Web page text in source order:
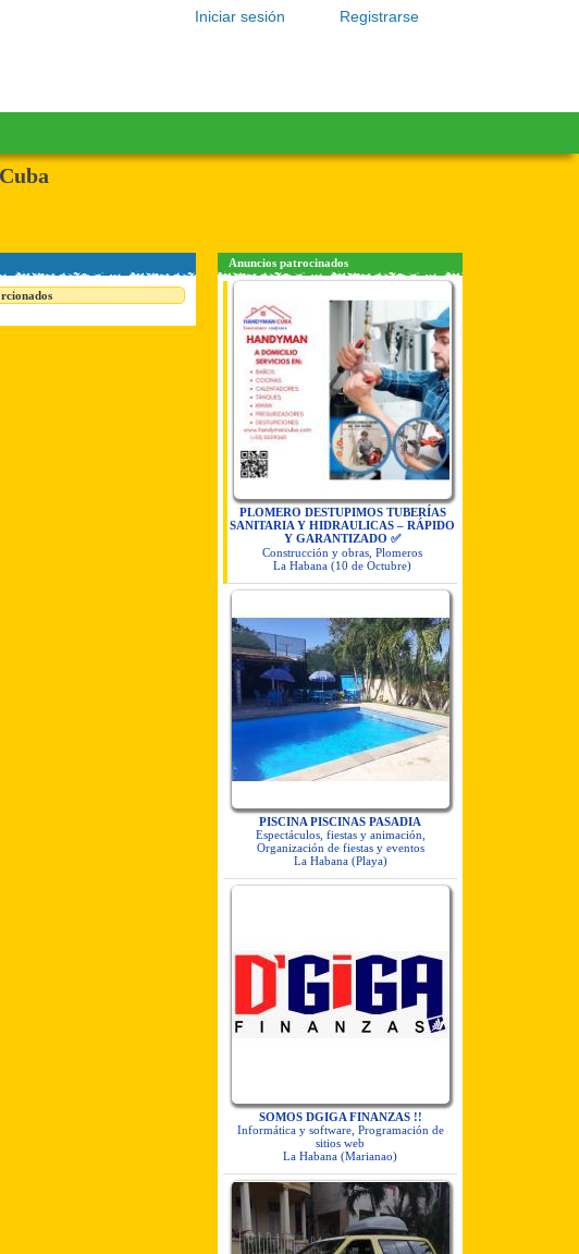
Registrarse
Iniciar sesión
Anuncios patrocinados
PLOMERO DESTUPIMOS TUBERÍAS
SANITARIA Y HIDRAULICAS – RÁPIDO
Y GARANTIZADO ✅
Construcción y obras, Plomeros
La Habana (10 de Octubre)
PISCINA PISCINAS PASADIA
Espectáculos, fiestas y animación,
Organización de fiestas y eventos
La Habana (Playa)
SOMOS DGIGA FINANZAS !!
Informática y software, Programación de
sitios web
La Habana (Marianao)